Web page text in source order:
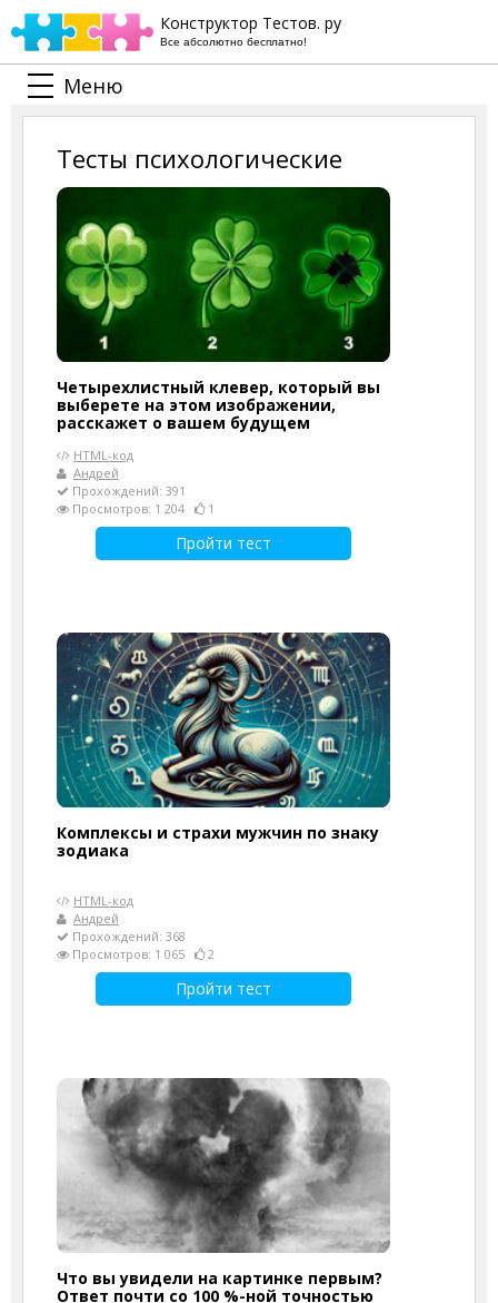
Конструктор Тестов. ру
Все абсолютно бесплатно!
Меню
Тесты психологические
Четырехлистный клевер, который вы
выберете на этом изображении,
расскажет о вашем будущем
HTML-код
Андрей
Прохождений: 391
Просмотров: 1 204
1
Пройти тест
Комплексы и страхи мужчин по знаку
зодиака
HTML-код
Андрей
Прохождений: 368
Просмотров: 1 065
2
Пройти тест
Что вы увидели на картинке первым?
Ответ почти со 100 %-ной точностью